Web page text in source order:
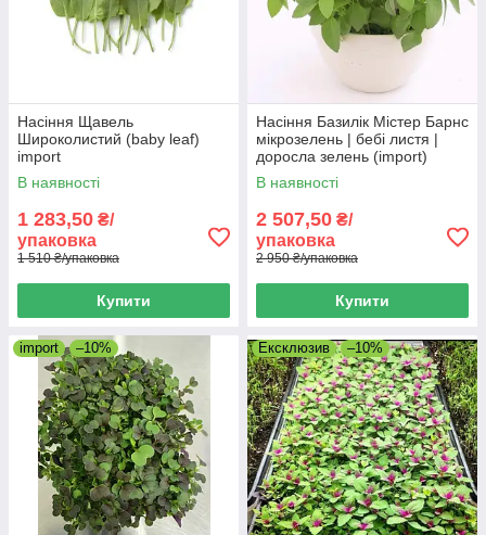
Насіння Щавель
Широколистий (baby leaf)
import
В наявності
1 283,50 ₴/
упаковка
1 510 ₴/упаковка
Купити
Насіння Базилік Містер Барнс
мікрозелень | бебі листя |
доросла зелень (import)
В наявності
2 507,50 ₴/
упаковка
2 950 ₴/упаковка
Купити
import –10% Ексклюзив –10%